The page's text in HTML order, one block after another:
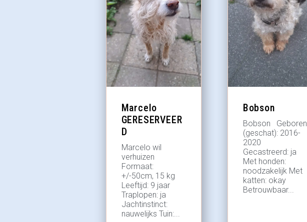
Marcelo
GERESERVEER
D
Marcelo wil
verhuizen
Formaat:
+/-50cm, 15 kg
Leeftijd: 9 jaar
Traplopen: ja
Jachtinstinct:
nauwelijks Tuin:...
Bobson
Bobson Geboren
(geschat): 2016-
2020
Gecastreerd: ja
Met honden:
noodzakelijk Met
katten: okay
Betrouwbaar...